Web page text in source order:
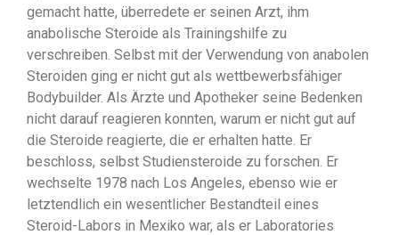
gemacht hatte, überredete er seinen Arzt, ihm
anabolische Steroide als Trainingshilfe zu
verschreiben. Selbst mit der Verwendung von anabolen
Steroiden ging er nicht gut als wettbewerbsfähiger
Bodybuilder. Als Ärzte und Apotheker seine Bedenken
nicht darauf reagieren konnten, warum er nicht gut auf
die Steroide reagierte, die er erhalten hatte. Er
beschloss, selbst Studiensteroide zu forschen. Er
wechselte 1978 nach Los Angeles, ebenso wie er
letztendlich ein wesentlicher Bestandteil eines
Steroid-Labors in Mexiko war, als er Laboratories